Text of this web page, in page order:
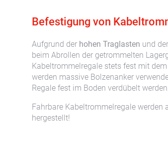
Befestigung von
Aufgrund der hohen Traglasten und
beim Abrollen der getrommelten
Kabeltrommelregale stets fest mit
werden massive Bolzenanker
Regale fest im Boden verdübelt
Fahrbare Kabeltrommelregale werden
hergestellt!